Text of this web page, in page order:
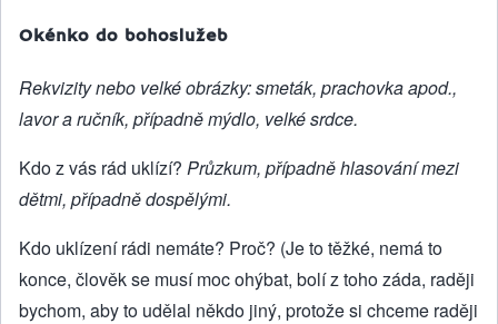
Okénko do bohoslužeb
Rekvizity nebo velké obrázky: smeták, prachovka apod.,
lavor a ručník, případně mýdlo, velké srdce.
Kdo z vás rád uklízí? Průzkum, případně hlasování mezi
dětmi, případně dospělými.
Kdo uklízení rádi nemáte? Proč? (Je to těžké, nemá to
konce, člověk se musí moc ohýbat, bolí z toho záda, raději
bychom, aby to udělal někdo jiný, protože si chceme raději